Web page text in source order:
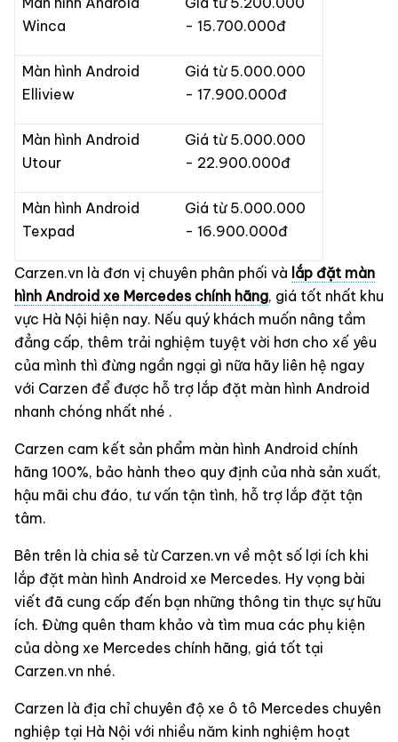
Winca
- 15.700.000đ
Màn hình Android
Elliview
Giá từ 5.000.000
- 17.900.000đ
Màn hình Android
Utour
Giá từ 5.000.000
- 22.900.000đ
Màn hình Android
Texpad
Giá từ 5.000.000
- 16.900.000đ
Carzen.vn là đơn vị chuyên phân phối và lắp đặt màn
hình Android xe Mercedes chính hãng, giá tốt nhất khu
vực Hà Nội hiện nay. Nếu quý khách muốn nâng tầm
đẳng cấp, thêm trải nghiệm tuyệt vời hơn cho xế yêu
của mình thì đừng ngần ngại gì nữa hãy liên hệ ngay
với Carzen để được hỗ trợ lắp đặt màn hình Android
nhanh chóng nhất nhé .
Carzen cam kết sản phẩm màn hình Android chính
hãng 100%, bảo hành theo quy định của nhà sản xuất,
hậu mãi chu đáo, tư vấn tận tình, hỗ trợ lắp đặt tận
tâm.
Bên trên là chia sẻ từ Carzen.vn về một số lợi ích khi
lắp đặt màn hình Android xe Mercedes. Hy vọng bài
viết đã cung cấp đến bạn những thông tin thực sự hữu
ích. Đừng quên tham khảo và tìm mua các phụ kiện
của dòng xe Mercedes chính hãng, giá tốt tại
Carzen.vn nhé.
Carzen là địa chỉ chuyên độ xe ô tô Mercedes chuyên
nghiệp tại Hà Nội với nhiều năm kinh nghiệm hoạt